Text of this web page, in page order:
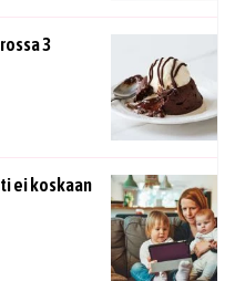
3
ei koskaan